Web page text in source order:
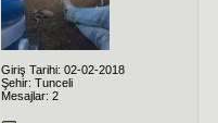
Giriş Tarihi: 02-02-2018
Şehir: Tunceli
Mesajlar: 2